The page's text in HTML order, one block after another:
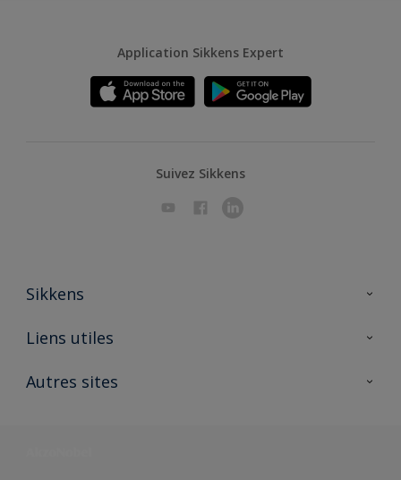
Application Sikkens Expert
Suivez Sikkens
Sikkens
A propos de Sikkens
Liens utiles
Ouvrir un magasin PASS
Autres sites